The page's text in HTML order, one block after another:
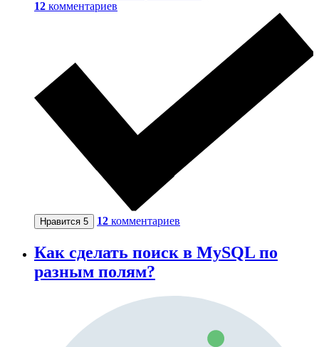
12 комментариев
Нравится 5 12 комментариев
Как сделать поиск в MySQL по
разным полям?